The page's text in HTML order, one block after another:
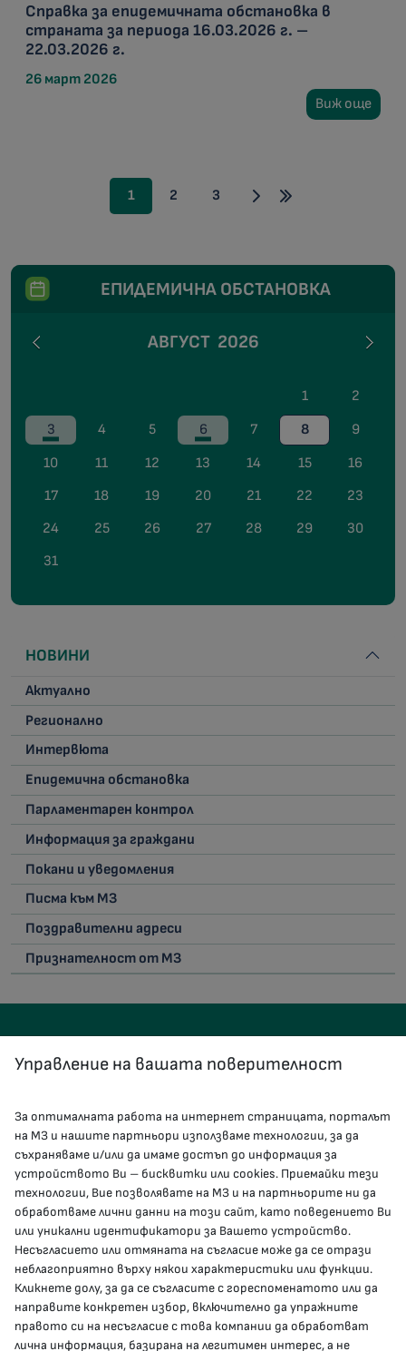
Справка за епидемичната обстановка в
страната за периода 16.03.2026 г. –
22.03.2026 г.
26 март 2026
Виж още
1 2 3
ЕПИДЕМИЧНА ОБСТАНОВКА
АВГУСТ 2026
1
2
3
4 5 6 7 8
9
10
11 12 13 14 15
16
17
18 19 20 21 22
23
24
25 26 27 28 29
30
31
НОВИНИ
Актуално
Регионално
Интервюта
Епидемична обстановка
Парламентарен контрол
Информация за граждани
Покани и уведомления
Писма към МЗ
Поздравителни адреси
Признателност от МЗ
КОНТАКТИ
гр.София, 1000, пл. „Света Неделя“ №5
delovodstvo@mh.government.bg
presscenter@mh.government.bg
МЗ В СОЦИАЛНИТЕ МРЕЖИ
Управление на вашата поверителност
За оптималната работа на интернет страницата, порталът
на МЗ и нашите партньори използваме технологии, за да
съхраняваме и/или да имаме достъп до информация за
устройството Ви – бисквитки или cookies. Приемайки тези
технологии, Вие позволявате на МЗ и на партньорите ни да
обработваме лични данни на този сайт, като поведението Ви
или уникални идентификатори за Вашето устройство.
Несъгласието или отмяната на съгласие може да се отрази
неблагоприятно върху някои характеристики или функции.
Кликнете долу, за да се съгласите с гореспоменатото или да
направите конкретен избор, включително да упражните
правото си на несъгласие с това компании да обработват
лична информация, базирана на легитимен интерес, а не